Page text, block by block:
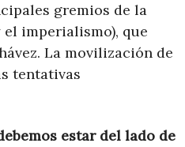
gremios de la
imperialismo), que
La movilización de
tentativas
estar del lado de